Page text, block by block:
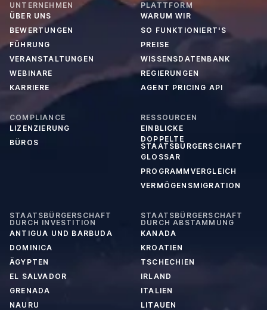
UNTERNEHMEN
ÜBER UNS
BEWERTUNGEN
FÜHRUNG
VERANSTALTUNGEN
WEBINARE
KARRIERE
PLATTFORM
WARUM WIR
SO FUNKTIONIERT'S
PREISE
WISSENSDATENBANK
REGIERUNGEN
AGENT PRICING API
COMPLIANCE
LIZENZIERUNG
BÜROS
RESSOURCEN
EINBLICKE
DOPPELTE
STAATSBÜRGERSCHAFT
GLOSSAR
PROGRAMMVERGLEICH
VERMÖGENSMIGRATION
STAATSBÜRGERSCHAFT
DURCH INVESTITION
ANTIGUA UND BARBUDA
DOMINICA
ÄGYPTEN
EL SALVADOR
GRENADA
NAURU
STAATSBÜRGERSCHAFT
DURCH ABSTAMMUNG
KANADA
KROATIEN
TSCHECHIEN
IRLAND
ITALIEN
LITAUEN